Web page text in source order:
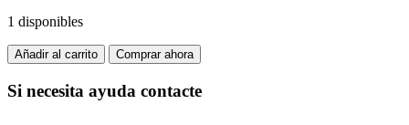
1 disponibles
ABS
Citroen
C3
C2
Añadir al carrito Comprar ahora
Si necesita ayuda contacte